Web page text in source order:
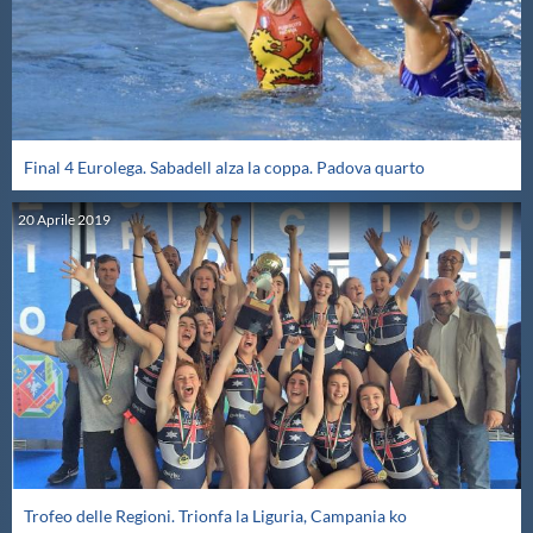
Final 4 Eurolega. Sabadell alza la coppa. Padova quarto
20Aprile2019
Trofeo delle Regioni. Trionfa la Liguria, Campania ko